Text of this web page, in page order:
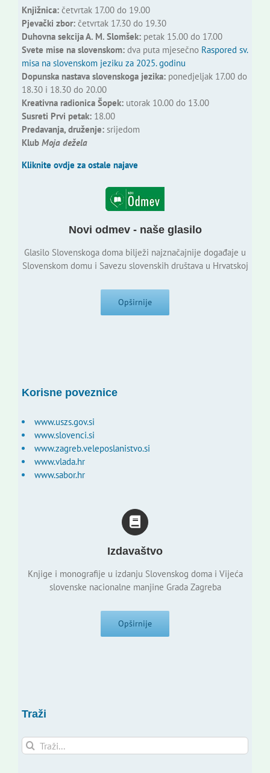
Knjižnica:četvrtak 17.00 do 19.00
Pjevački zbor:četvrtak 17.30 do 19.30
Duhovna sekcija A. M. Slomšek:petak 15.00 do 17.00
Svete mise na slovenskom:dva puta mjesečno Raspored sv.
misa na slovenskom jeziku za 2025. godinu
Dopunska nastava slovenskoga jezika:ponedjeljak 17.00 do
18.30 i 18.30 do 20.00
Kreativna radionica Šopek:utorak 10.00 do 13.00
Susreti Prvi petak:18.00
Predavanja, druženje:srijedom
Klub Moja dežela
Kliknite ovdje za ostale najave
Novi odmev - naše glasilo
Glasilo Slovenskoga doma bilježi najznačajnije događaje u
Slovenskom domu i Savezu slovenskih društava u Hrvatskoj
Opširnije
Korisne poveznice
www.uszs.gov.si
www.slovenci.si
www.zagreb.veleposlanistvo.si
www.vlada.hr
www.sabor.hr
Izdavaštvo
Knjige i monografije u izdanju Slovenskog doma i Vijeća
slovenske nacionalne manjine Grada Zagreba
Opširnije
Traži
Traži...